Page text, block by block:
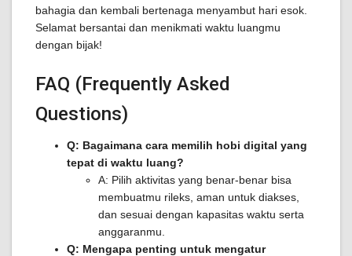
bahagia dan kembali bertenaga menyambut hari esok.
Selamat bersantai dan menikmati waktu luangmu
dengan bijak!
FAQ (Frequently Asked
Questions)
Q: Bagaimana cara memilih hobi digital yang
tepat di waktu luang?
A: Pilih aktivitas yang benar-benar bisa
membuatmu rileks, aman untuk diakses,
dan sesuai dengan kapasitas waktu serta
anggaranmu.
Q: Mengapa penting untuk mengatur